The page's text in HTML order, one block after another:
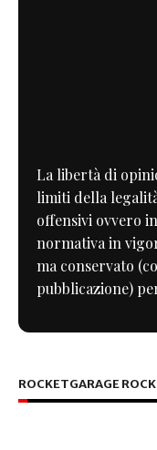
La libertà di
limiti della
offensivi ovvero
normativa in
ma conservato
pubblicazione)
ROCKETGARAGE